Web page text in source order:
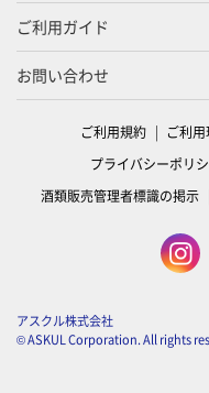
ご利用ガイド
お問い合わせ
ご利用規約 ご利
プライバシーポリ
酒類販売管理者標識の掲示
アスクル株式会社
© ASKUL Corporation. All rights